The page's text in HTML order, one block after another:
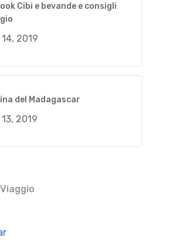
Cibi e bevande e consigli
2019
del Madagascar
2019